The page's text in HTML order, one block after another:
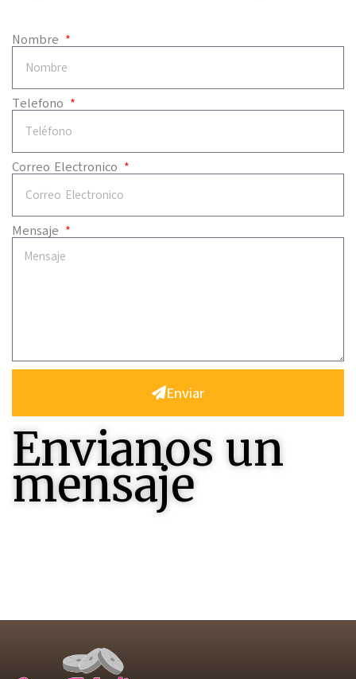
Nombre
Telefono
Correo Electronico
Mensaje
Enviar
Envianos un
mensaje